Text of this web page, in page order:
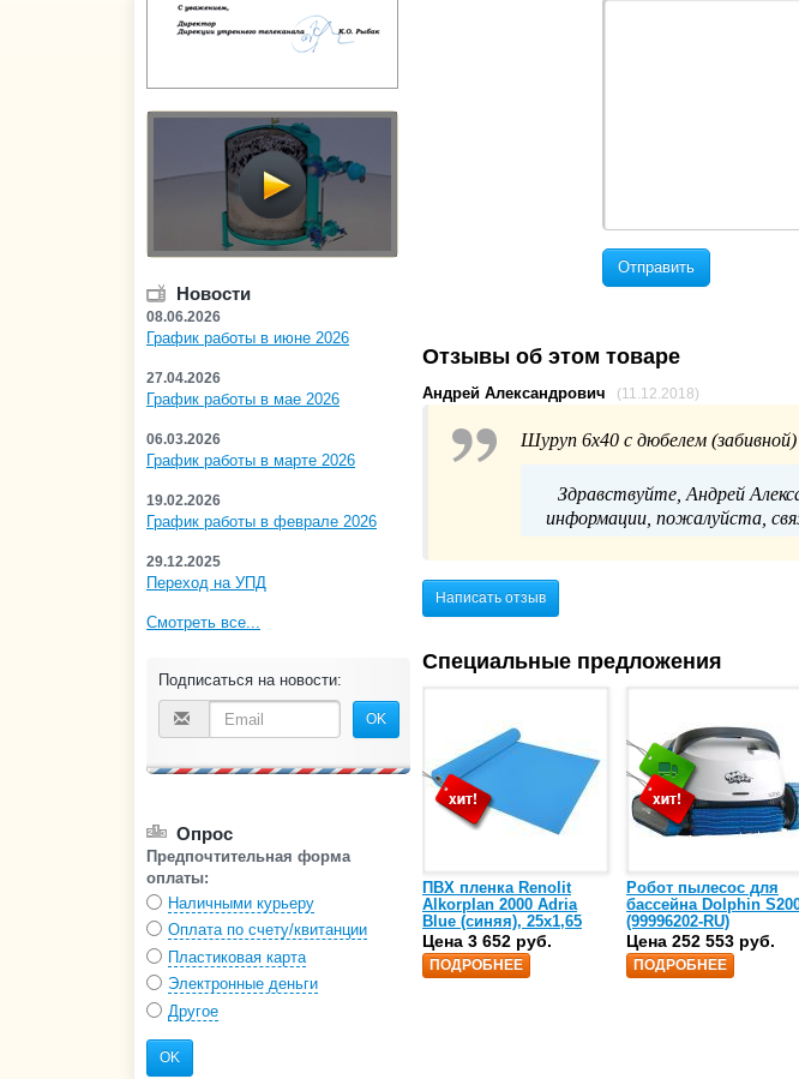
Новости
08.06.2026
График работы в июне 2026
27.04.2026
График работы в мае 2026
06.03.2026
График работы в марте 2026
19.02.2026
График работы в феврале 2026
29.12.2025
Переход на УПД
Смотреть все...
Подписаться на новости:
OK
Опрос
Предпочтительная форма
оплаты:
Наличными курьеру
Оплата по счету/квитанции
Пластиковая карта
Электронные деньги
Другое
OK
Отправить
Отзывы об этом товаре
Андрей Александрович (11.12.2018)
Шуруп 6х40 с дюбелем (забивной)
Здравствуйте, Андрей
информации, пожалуйста,
Написать отзыв
Специальные предложения
ПВХ пленка Renolit
Alkorplan 2000 Adria
Blue (синяя), 25х1,65
(35216203)
Цена 3 652 руб.
ПОДРОБНЕЕ
Робот пылесос для
бассейна Dolphin
(99996202-RU)
Цена 252 553 руб.
ПОДРОБНЕЕ